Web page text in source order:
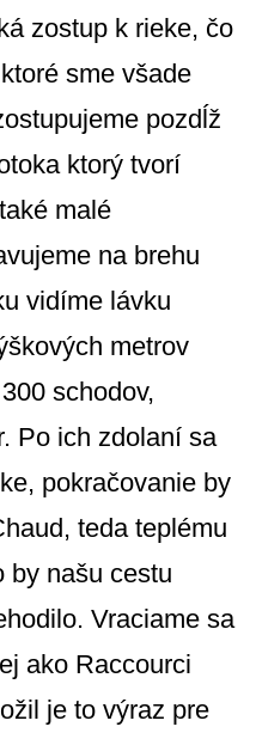
zostup k rieke, čo
sme všade
pozdĺž
ktorý tvorí
malé
na brehu
vidíme lávku
metrov
schodov,
Po ich zdolaní sa
pokračovanie by
teda teplému
by našu cestu
Vraciame sa
ako Raccourci
je to výraz pre